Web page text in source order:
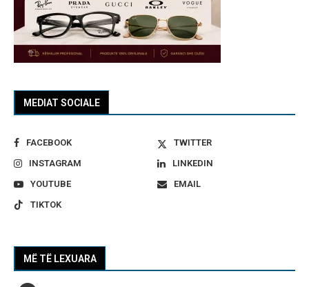
MEDIAT SOCIALE
FACEBOOK
TWITTER
INSTAGRAM
LINKEDIN
YOUTUBE
EMAIL
TIKTOK
MË TË LEXUARA